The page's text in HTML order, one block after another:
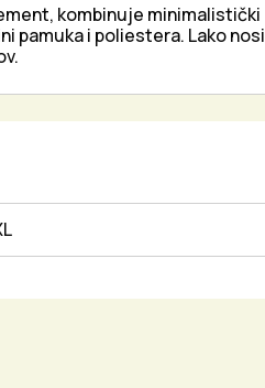
kombinuje minimalistički
pamuka i poliestera. Lako nosi